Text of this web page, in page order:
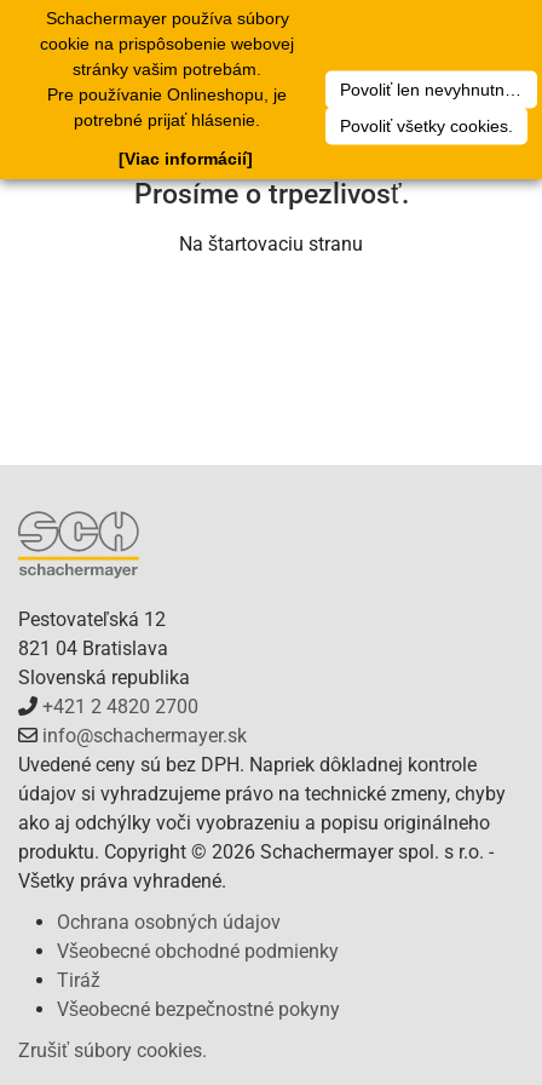
Schachermayer používa súbory
cookie na prispôsobenie webovej
stránky vašim potrebám.
Pre používanie Onlineshopu, je
potrebné prijať hlásenie.
Povoliť všetky cookies.
[Viac informácií]
Ľutujeme, ale došlo k technickej chybe.
Náš servisný tím na nej už pracuje.
Prosíme o trpezlivosť.
Na štartovaciu stranu
Pestovateľská 12
821 04 Bratislava
Slovenská republika
+421 2 4820 2700
info@schachermayer.sk
Uvedené ceny sú bez DPH. Napriek dôkladnej kontrole
údajov si vyhradzujeme právo na technické zmeny, chyby
ako aj odchýlky voči vyobrazeniu a popisu originálneho
produktu. Copyright © 2026 Schachermayer spol. s r.o. -
Všetky práva vyhradené.
Ochrana osobných údajov
Všeobecné obchodné podmienky
Tiráž
Všeobecné bezpečnostné pokyny
Zrušiť súbory cookies.